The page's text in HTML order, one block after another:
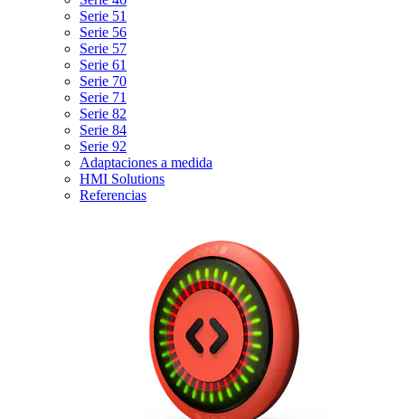
Serie 51
Serie 56
Serie 57
Serie 61
Serie 70
Serie 71
Serie 82
Serie 84
Serie 92
Adaptaciones a medida
HMI Solutions
Referencias